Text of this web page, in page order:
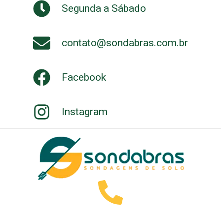
Segunda a Sábado
contato@sondabras.com.br
Facebook
Instagram